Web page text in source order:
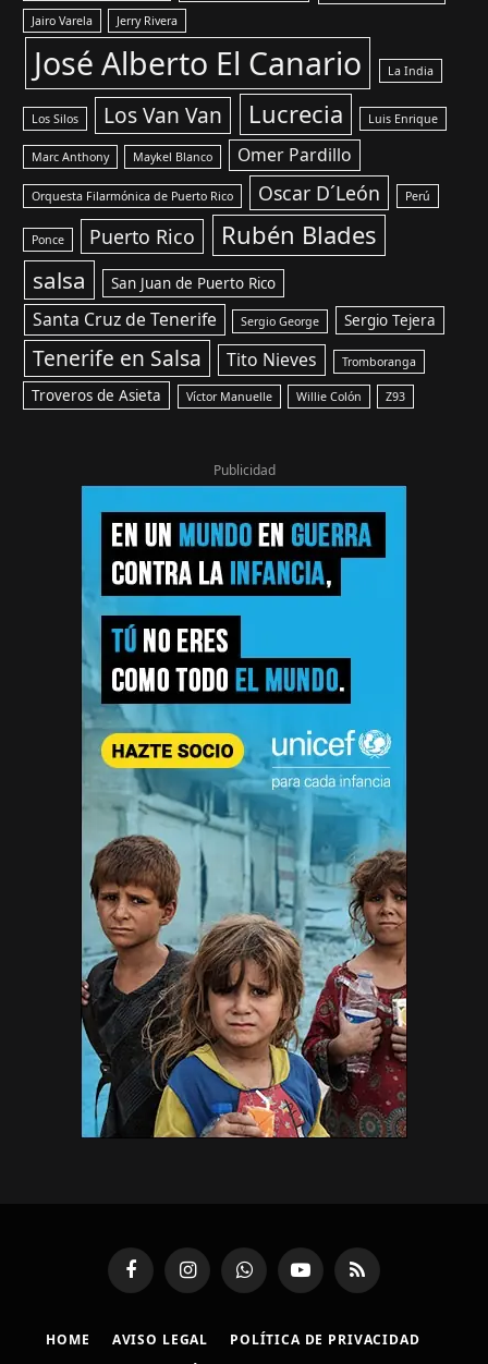
Jairo Varela Jerry Rivera
José Alberto El Canario La India
Los Silos Los Van Van Lucrecia Luis Enrique
Marc Anthony Maykel Blanco Omer Pardillo
Orquesta Filarmónica de Puerto Rico Oscar D´León Perú
Ponce Puerto Rico Rubén Blades
salsa San Juan de Puerto Rico
Santa Cruz de Tenerife Sergio George Sergio Tejera
Tenerife en Salsa Tito Nieves Tromboranga
Troveros de Asieta Víctor Manuelle Willie Colón Z93
Publicidad
FacebookInstagramWhatsAppYouTubeRSS
HOME AVISO LEGAL
POLÍTICA DE PRIVACIDAD